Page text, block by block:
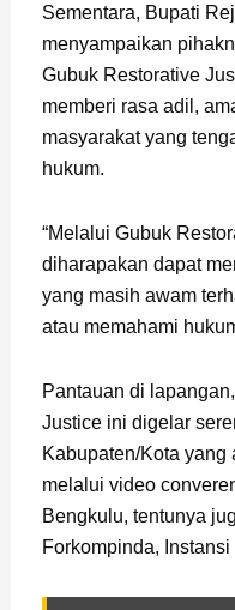
Sementara, Bupati
menyampaikan
Gubuk Restorative
memberi rasa adil,
masyarakat yang
hukum.
“Melalui Gubuk
diharapakan dapat
yang masih awam
atau memahami
Pantauan di
Justice ini digelar
Kabupaten/Kota
melalui video
Bengkulu, tentunya
Forkompinda,